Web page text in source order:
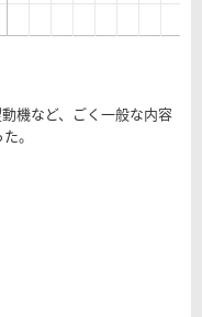
機など、ごく一般な内容
。